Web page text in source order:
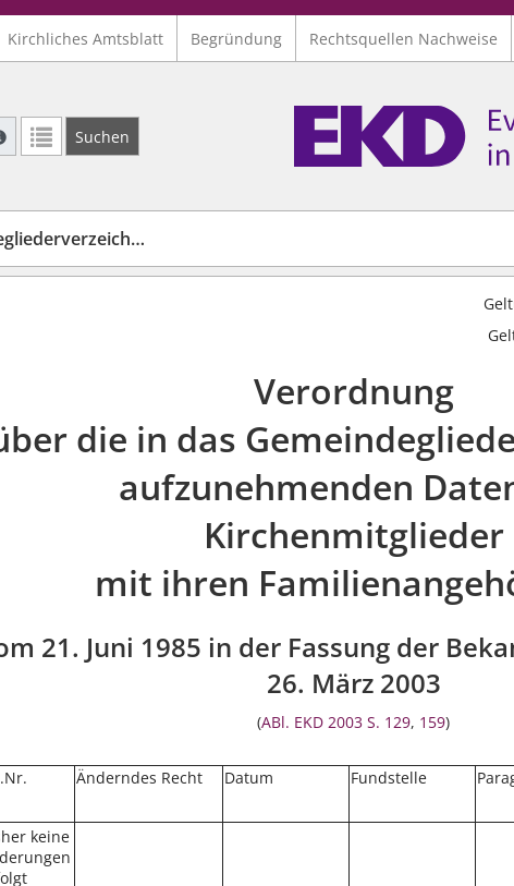
Kirchliches Amtsblatt Begründung Rechtsquellen Nachweise
mit Platzhalter "*", Bsp. Pfarrer*, findet auch: "Pfarrerinitiative"
Suchoperatoren finden Sie in unserer Hilfe.
Suchen
Daten
Verordnung
die in das
aufzunehmenden
Kirchenmitglieder
mit ihren
21. Juni 1985 in der Fassung der
26. März 2003
(ABl. EKD 2003 S. 129, 159)
Änderndes Recht Datum Fundstelle
keine